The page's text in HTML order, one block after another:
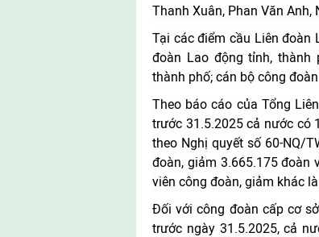
Thanh Xuân, Phan Văn Anh,
Tại các điểm cầu Liên
đoàn Lao động tỉnh, thành
thành phố; cán bộ công
Theo báo cáo của Tổng
trước 31.5.2025 cả nước có
theo Nghị quyết số 60-NQ/
đoàn, giảm 3.665.175 đoàn
viên công đoàn, giảm khác
Đối với công đoàn cấp cơ
trước ngày 31.5.2025, cả